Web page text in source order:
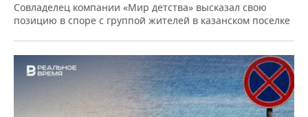
Совладелец компании «Мир детства» высказал свою
позицию в споре с группой жителей в казанском поселке